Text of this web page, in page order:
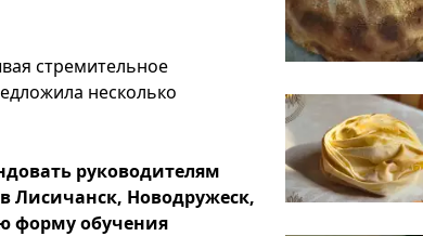
стремительное
несколько
руководителям
Лисичанск, Новодружеск,
форму обучения